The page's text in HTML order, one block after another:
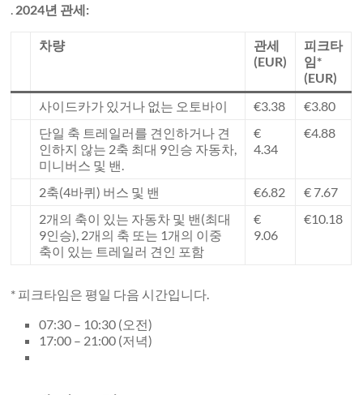
2024년 관세:
차량
관세
(EUR)
피크타
임*
(EUR)
사이드카가 있거나 없는 오토바이
€3.38
€3.80
단일 축 트레일러를 견인하거나 견
인하지 않는 2축 최대 9인승 자동차,
미니버스 및 밴.
€
4.34
€4.88
2축(4바퀴) 버스 및 밴 €6.82
€ 7.67
2개의 축이 있는 자동차 및 밴(최대
9인승), 2개의 축 또는 1개의 이중
축이 있는 트레일러 견인 포함
€
9.06
€10.18
* 피크타임은 평일 다음 시간입니다.
07:30 – 10:30 (오전)
17:00 – 21:00 (저녁)